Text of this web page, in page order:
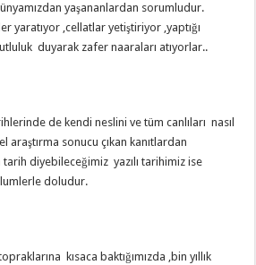
yaşananlardan sorumludur.
yaratıyor ,cellatlar yetiştiriyor ,yaptığı
duyarak zafer naaraları atıyorlar..
de kendi neslini ve tüm canlıları nasıl
araştırma sonucu çıkan kanıtlardan
tarih diyebileceğimiz yazılı tarihimiz ise
doludur.
kısaca baktığımızda ,bin yıllık